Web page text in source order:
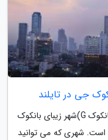
جی در تایلند
معرفی هتل پولمن بانکوک جی (Pullman بانکوک G)شهر زیبای بانکوک
است. شهری که می توانید